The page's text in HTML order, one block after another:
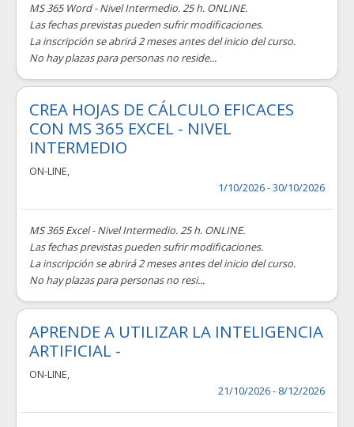
MS 365 Word - Nivel Intermedio. 25 h. ONLINE.
Las fechas previstas pueden sufrir modificaciones.
La inscripción se abrirá 2 meses antes del inicio del curso.
No hay plazas para personas no reside...
CREA HOJAS DE CÁLCULO EFICACES
CON MS 365 EXCEL - NIVEL
INTERMEDIO
ON-LINE,
1/10/2026 - 30/10/2026
MS 365 Excel - Nivel Intermedio. 25 h. ONLINE.
Las fechas previstas pueden sufrir modificaciones.
La inscripción se abrirá 2 meses antes del inicio del curso.
No hay plazas para personas no resi...
APRENDE A UTILIZAR LA INTELIGENCIA
ARTIFICIAL -
ON-LINE,
21/10/2026 - 8/12/2026